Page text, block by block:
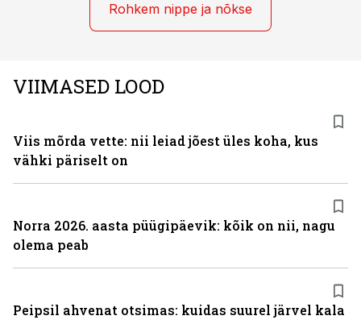
Rohkem nippe ja nõkse
VIIMASED LOOD
Viis mõrda vette: nii leiad jõest üles koha, kus
vähki päriselt on
Norra 2026. aasta püügipäevik: kõik on nii, nagu
olema peab
Peipsil ahvenat otsimas: kuidas suurel järvel kala